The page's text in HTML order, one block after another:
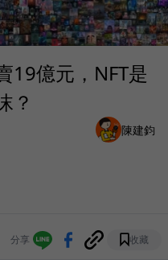
19億元，NFT是
？
陳建鈞
分享 收藏